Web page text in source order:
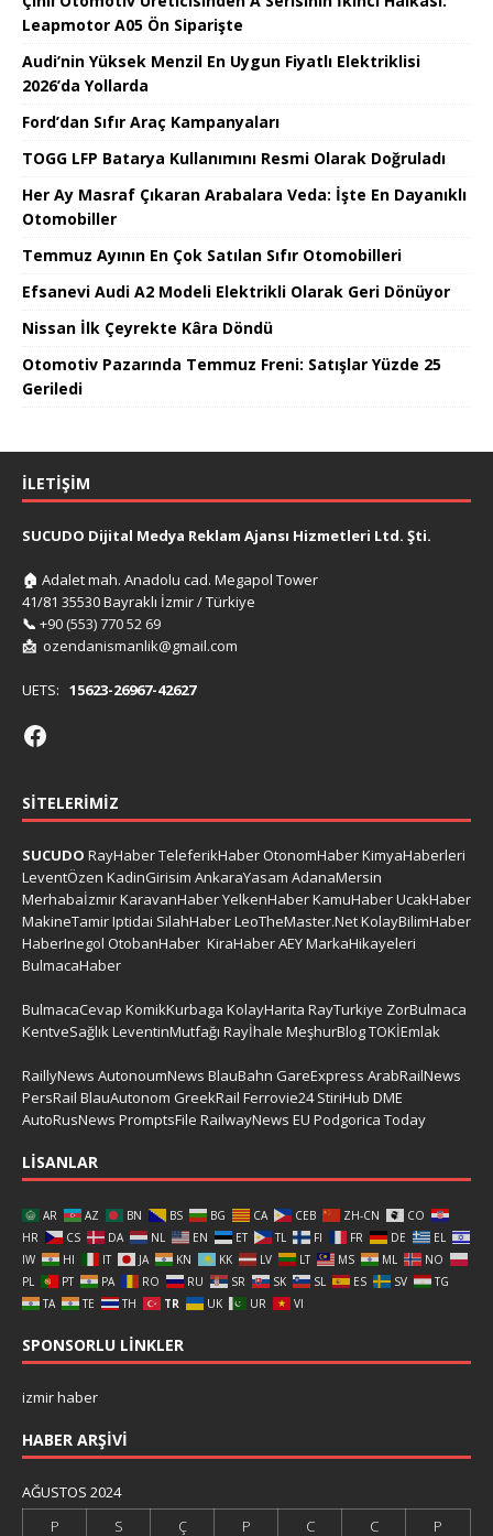
Leapmotor A05 Ön Siparişte
Audi’nin Yüksek Menzil En Uygun Fiyatlı Elektriklisi
2026’da Yollarda
Ford’dan Sıfır Araç Kampanyaları
TOGG LFP Batarya Kullanımını Resmi Olarak Doğruladı
Her Ay Masraf Çıkaran Arabalara Veda: İşte En Dayanıklı
Otomobiller
Temmuz Ayının En Çok Satılan Sıfır Otomobilleri
Efsanevi Audi A2 Modeli Elektrikli Olarak Geri Dönüyor
Nissan İlk Çeyrekte Kâra Döndü
Otomotiv Pazarında Temmuz Freni: Satışlar Yüzde 25
Geriledi
İLETIŞIM
SUCUDO Dijital Medya Reklam Ajansı Hizmetleri Ltd. Şti.
🏠 Adalet mah. Anadolu cad. Megapol Tower
41/81 35530 Bayraklı İzmir / Türkiye
📞 +90 (553) 770 52 69
📩 ozendanismanlik@gmail.com
UETS: 15623-26967-42627
SITELERIMIZ
SUCUDO RayHaberTeleferikHaber OtonomHaberKimyaHaberleri
LeventÖzen KadinGirisim AnkaraYasam AdanaMersin
MerhabaİzmirKaravanHaberYelkenHaberKamuHaberUcakHaber
MakineTamirIptidai SilahHaberLeoTheMaster.NetKolayBilimHaber
HaberInegol OtobanHaber KiraHaberAEYMarkaHikayeleri
BulmacaHaber
BulmacaCevap KomikKurbaga KolayHarita RayTurkiye ZorBulmaca
KentveSağlıkLeventinMutfağı Rayİhale MeşhurBlogTOKİEmlak
RaillyNews AutonoumNews BlauBahn GareExpress ArabRailNews
PersRail BlauAutonom GreekRail Ferrovie24 StiriHub DME
AutoRusNews PromptsFile RailwayNews EU Podgorica Today
LISANLAR
AR AZ BN BS BG CA CEB ZH-CN
CO
HR
CS DA NL EN ET TL FI FR DE
EL
IW
HI IT JA KN KK LV LT MS ML
NO
PL
PT PA RO RU SR SK SL ES SV
TG
TA
TE TH TR UK UR VI
SPONSORLU LINKLER
izmir haber
HABER ARŞIVI
AĞUSTOS 2024
P
S Ç P C C P